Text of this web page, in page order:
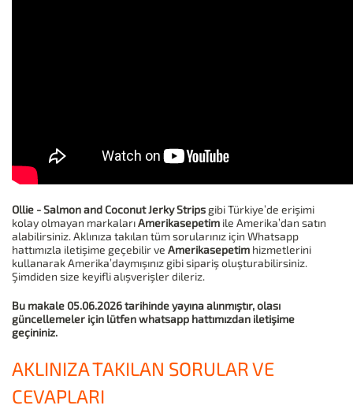
Ollie - Salmon and Coconut Jerky Strips gibi Türkiye’de erişimi
kolay olmayan markalarıAmerikasepetim ile Amerika’dan satın
alabilirsiniz. Aklınıza takılan tüm sorularınız için Whatsapp
hattımızla iletişime geçebilir ve Amerikasepetim hizmetlerini
kullanarak Amerika’daymışınız gibi sipariş oluşturabilirsiniz.
Şimdiden size keyifli alışverişler dileriz.
Bu makale 05.06.2026 tarihinde yayına alınmıştır, olası
güncellemeler için lütfen whatsapp hattımızdan iletişime
geçininiz.
AKLINIZA TAKILAN SORULAR VE
CEVAPLARI